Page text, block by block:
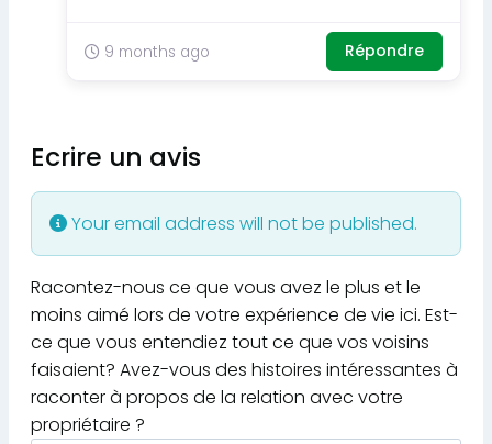
9 months ago Répondre
Ecrire un avis
Your email address will not be published.
Racontez-nous ce que vous avez le plus et le
moins aimé lors de votre expérience de vie ici. Est-
ce que vous entendiez tout ce que vos voisins
faisaient? Avez-vous des histoires intéressantes à
raconter à propos de la relation avec votre
propriétaire ?